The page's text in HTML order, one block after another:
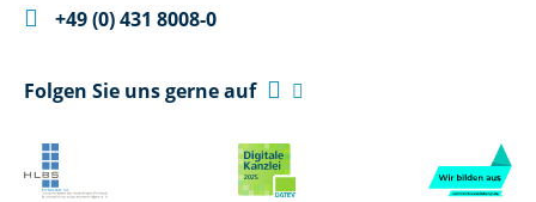
 +49 (0) 431 8008-0
Folgen Sie uns gerne auf  